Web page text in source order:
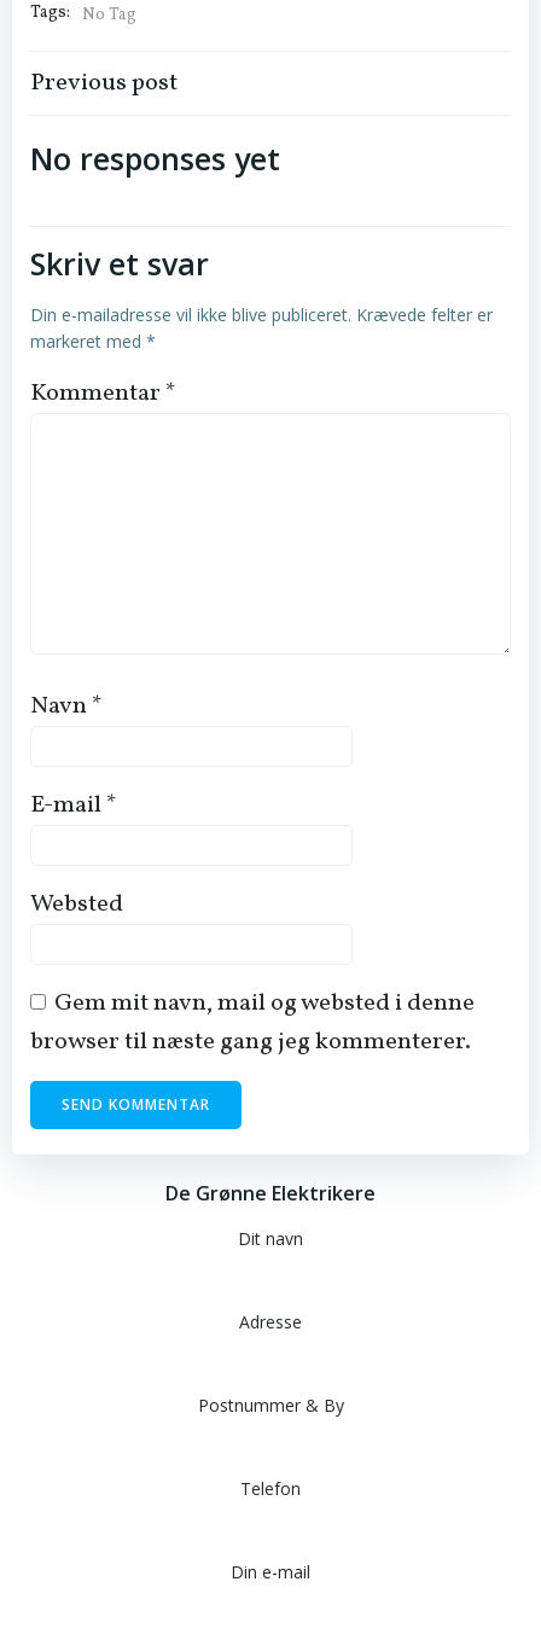
Tags: No Tag
Indlægsnavigation
Previous post
No responses yet
Skriv et svar
Din e-mailadresse vil ikke blive publiceret. Krævede felter er
markeret med *
Kommentar *
Navn*
E-mail*
Websted
Gem mit navn, mail og websted i denne
browser til næste gang jeg kommenterer.
De Grønne Elektrikere
Dit navn
Adresse
Postnummer & By
Telefon
Din e-mail